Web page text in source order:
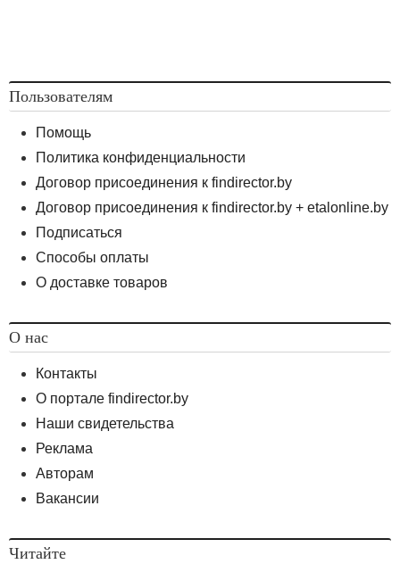
Пользователям
Помощь
Политика конфиденциальности
Договор присоединения к findirector.by
Договор присоединения к findirector.by + etalonline.by
Подписаться
Способы оплаты
О доставке товаров
О нас
Контакты
О портале findirector.by
Наши свидетельства
Реклама
Авторам
Вакансии
Читайте